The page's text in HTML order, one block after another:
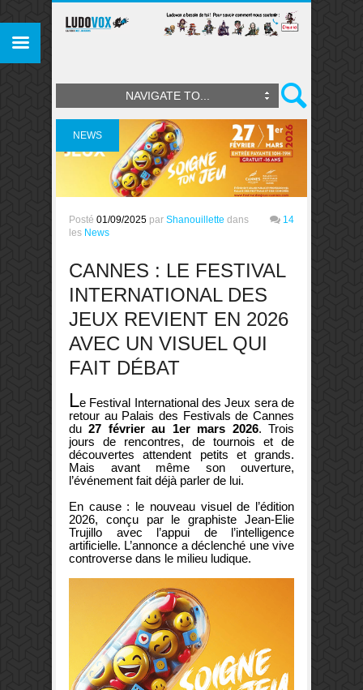
NAVIGATE TO...
NEWS
Posté 01/09/2025 par Shanouillette dans
les News
14
CANNES : LE FESTIVAL
INTERNATIONAL DES
JEUX REVIENT EN 2026
AVEC UN VISUEL QUI
FAIT DÉBAT
Le Festival International des Jeux sera de
retour au Palais des Festivals de Cannes
du27 février au 1er mars 2026. Trois
jours de rencontres, de tournois et de
découvertes attendent petits et grands.
Mais avant même son ouverture,
l’événement fait déjà parler de lui.
En cause : le nouveau visuel de l’édition
2026, conçu par le graphiste Jean-Elie
Trujillo avec l’appui de l’intelligence
artificielle. L’annonce a déclenché une vive
controverse dans le milieu ludique.